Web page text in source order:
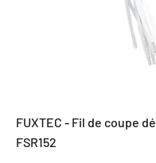
FUXTEC - Fil de coupe
FSR152